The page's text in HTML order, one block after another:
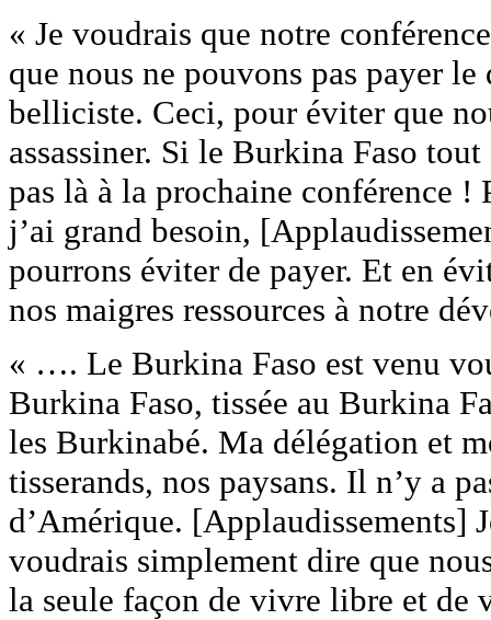
« Je voudrais que notre
que nous ne pouvons pas payer
belliciste. Ceci, pour éviter que
assassiner. Si le Burkina Faso
pas là à la prochaine conférence !
j’ai grand besoin,
pourrons éviter de payer. Et en
nos maigres ressources à notre
« …. Le Burkina Faso est venu
Burkina Faso, tissée au Burkina
les Burkinabé. Ma délégation et
tisserands, nos paysans. Il n’y a
d’Amérique. [Applaudissements]
voudrais simplement dire que
la seule façon de vivre libre et de